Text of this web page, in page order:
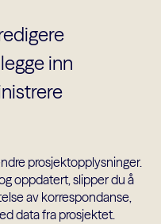
inn
prosjektopplysninger.
oppdatert, slipper du å
av korrespondanse,
data fra prosjektet.